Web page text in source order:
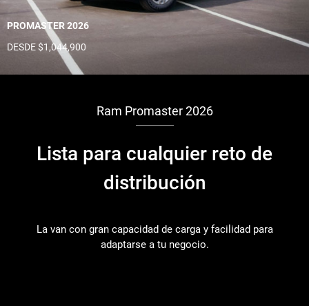
PROMASTER 2026
DESDE $1,044,900
Ram Promaster 2026
Lista para cualquier reto de
distribución
La van con gran capacidad de carga y facilidad para
adaptarse a tu negocio.